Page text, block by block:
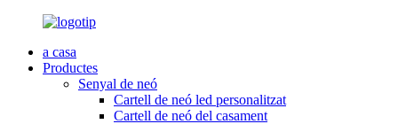
a casa
Productes
Senyal de neó
Cartell de neó led personalitzat
Cartell de neó del casament